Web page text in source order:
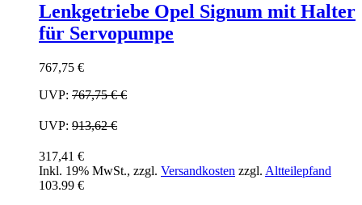
Lenkgetriebe Opel Signum mit Halter
für Servopumpe
767,75 €
UVP: 767,75 €€
UVP: 913,62 €
317,41 €
Inkl. 19% MwSt., zzgl. Versandkosten zzgl. Altteilepfand
103.99 €